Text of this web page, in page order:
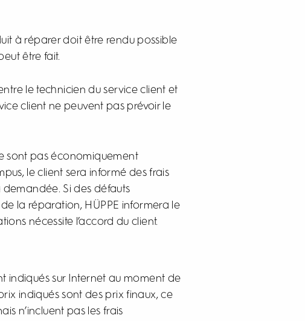
à réparer doit être rendu possible
être fait.
le technicien du service client et
client ne peuvent pas prévoir le
sont pas économiquement
le client sera informé des frais
Si des défauts
la réparation, HÜPPE informera le
nécessite l’accord du client.
indiqués sur Internet au moment de
indiqués sont des prix finaux, ce
n’incluent pas les frais